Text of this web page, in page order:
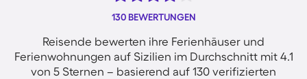
130 BEWERTUNGEN
Reisende bewerten ihre Ferienhäuser und
Ferienwohnungen auf Sizilien im Durchschnitt mit 4.1
von 5 Sternen – basierend auf 130 verifizierten